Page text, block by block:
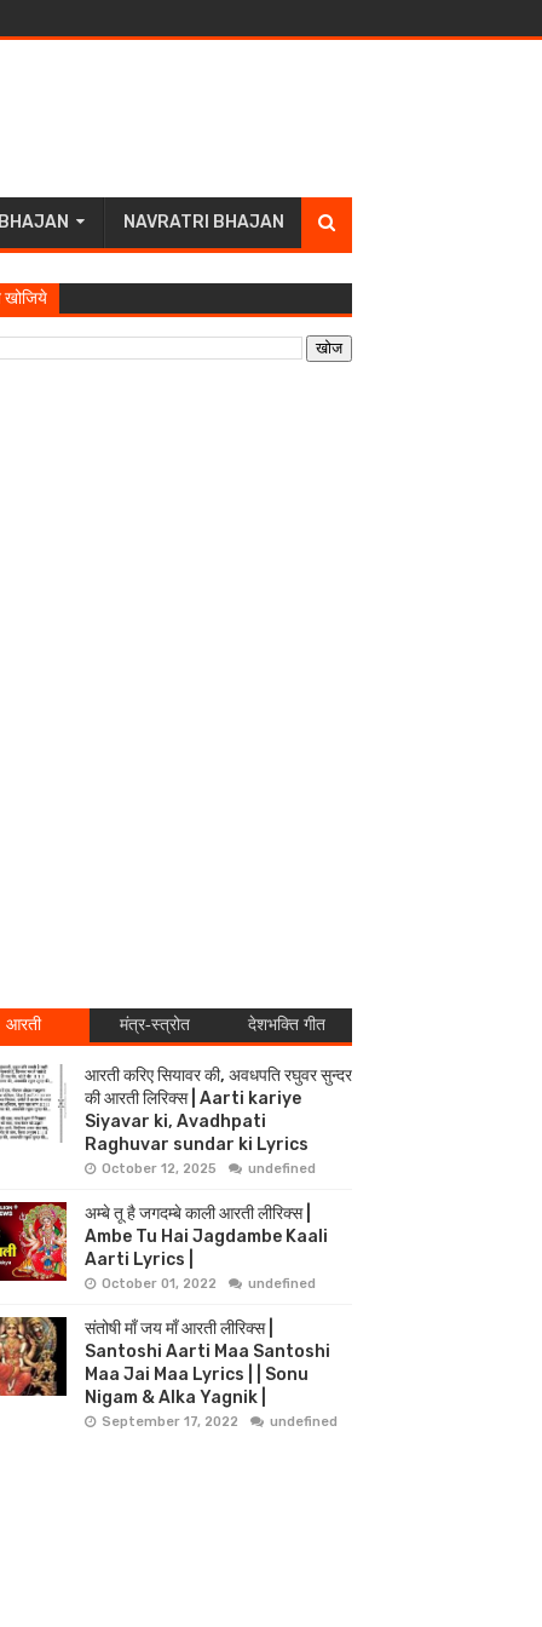
NAVRATRI BHAJAN
आरती मंत्र-स्त्रोत देशभक्ति गीत
आरती करिए सियावर की, अवधपति रघुवर सुन्दर
की आरती लिरिक्स | Aarti kariye
Siyavar ki, Avadhpati
Raghuvar sundar ki Lyrics
October 12, 2025 undefined
अम्बे तू है जगदम्बे काली आरती लीरिक्स |
Ambe Tu Hai Jagdambe Kaali
Aarti Lyrics |
October 01, 2022 undefined
संतोषी माँ जय माँ आरती लीरिक्स |
Santoshi Aarti Maa Santoshi
Maa Jai Maa Lyrics | | Sonu
Nigam & Alka Yagnik |
September 17, 2022 undefined